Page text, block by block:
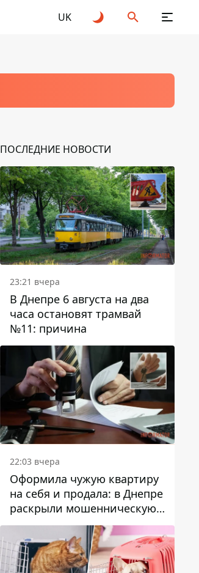
UK
ПОСЛЕДНИЕ НОВОСТИ
23:21 вчера
В Днепре 6 августа на два
часа остановят трамвай
№11: причина
22:03 вчера
Оформила чужую квартиру
на себя и продала: в Днепре
раскрыли мошенническую
схему с недвижимостью